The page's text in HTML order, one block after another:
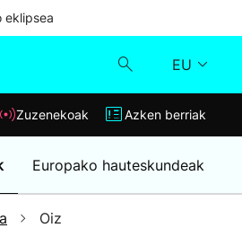
eklipsea
EU
Klisk
Zuzenekoak
Zuzenekoak Azken berriak
Europako hauteskundeak
Oiz